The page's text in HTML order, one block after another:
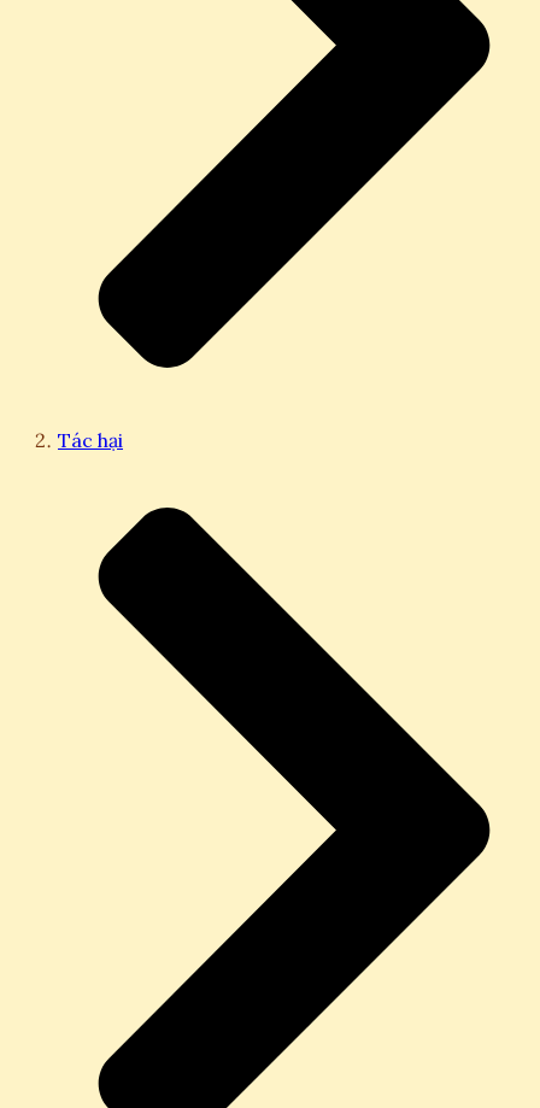
Tác hại